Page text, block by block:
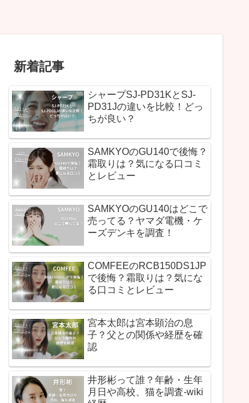
新着記事
シャープSJ-PD31KとSJ-
PD31Jの違いを比較！どっ
ちが良い？
SAMKYOのGU140で後悔？
霜取りは？気になる口コミ
とレビュー
SAMKYOのGU140はどこで
売ってる？ヤマダ電機・ケ
ーズデンキを調査！
COMFEEのRCB150DS1JP
で後悔？霜取りは？気にな
る口コミとレビュー
宮本太郎は宮本顕治の息
子？父との関係や経歴を確
認
井形彬って誰？年齢・生年
月日や高校、猫を調査-wiki